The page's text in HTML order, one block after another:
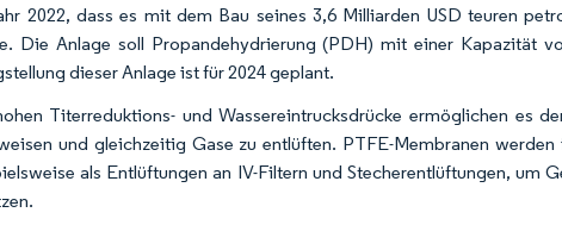
2022, dass es mit dem Bau seines 3,6 Milliarden USD teuren
Die Anlage soll Propandehydrierung (PDH) mit einer Kapazität
dieser Anlage ist für 2024 geplant.
Titerreduktions- und Wassereintrucksdrücke ermöglichen es
und gleichzeitig Gase zu entlüften. PTFE-Membranen
als Entlüftungen an IV-Filtern und Stecherentlüftungen, um